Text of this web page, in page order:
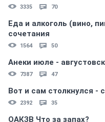
3335 70
Еда и алкоголь (вино,
сочетания
1564 50
Анеки июле -
7387 47
Вот и сам столкнулся -
2392 35
ОАКЗВ Что за запах?